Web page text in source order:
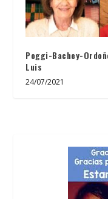
Poggi-Bachey-
Luis
24/07/2021